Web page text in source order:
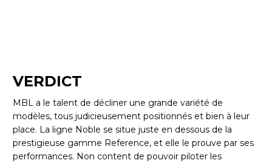
VERDICT
MBL a le talent de décliner une grande variété de
modèles, tous judicieusement positionnés et bien à leur
place. La ligne Noble se situe juste en dessous de la
prestigieuse gamme Reference, et elle le prouve par ses
performances. Non content de pouvoir piloter les